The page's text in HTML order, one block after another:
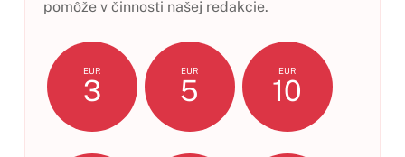
pomôže v činnosti našej redakcie.
EUR
3
EUR
5
EUR
10